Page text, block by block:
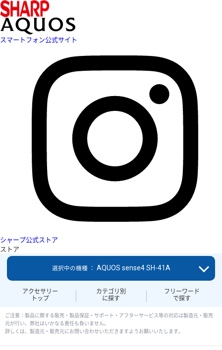
スマートフォン公式サイト
シャープ公式ストア
ストア
アクセサリー
トップ
カテゴリ別
に探す
フリーワード
で探す
選択中の機種 ： AQUOS sense4 SH-41A
ご注意：製品に関する販売・製品保証・サポート・アフターサービス等の対応は製造元・販売
元が行い、弊社はいかなる責任も負いません。
詳しくは、製造元・販売元にお問い合わせいただきますようお願いいたします。